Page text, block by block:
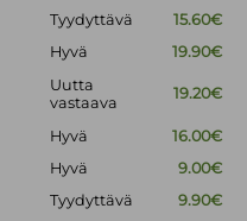
Tyydyttävä
15.60€
Hyvä
19.90€
Uutta
vastaava
19.20€
Hyvä
16.00€
Hyvä
9.00€
Tyydyttävä 9.90€